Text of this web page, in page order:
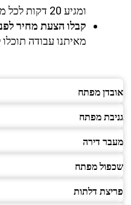
ומגיע 20 דקות לכל מקום שתצטרכו.
קבלו הצעת מחיר
מאיתנו עבודה
אובדן מפתח
גניבת מפתח
מעבר דירה
שכפול מפתח
פריצת דלתות